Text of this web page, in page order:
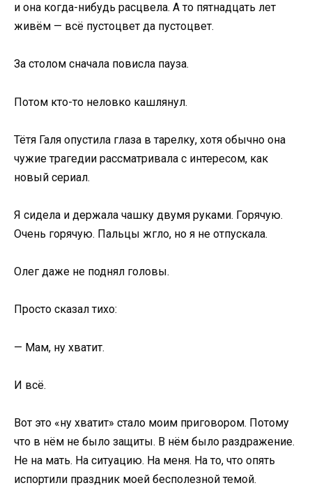
и она когда-нибудь расцвела. А то пятнадцать лет
живём — всё пустоцвет да пустоцвет.
За столом сначала повисла пауза.
Потом кто-то неловко кашлянул.
Тётя Галя опустила глаза в тарелку, хотя обычно она
чужие трагедии рассматривала с интересом, как
новый сериал.
Я сидела и держала чашку двумя руками. Горячую.
Очень горячую. Пальцы жгло, но я не отпускала.
Олег даже не поднял головы.
Просто сказал тихо:
— Мам, ну хватит.
И всё.
Вот это «ну хватит» стало моим приговором. Потому
что в нём не было защиты. В нём было раздражение.
Не на мать. На ситуацию. На меня. На то, что опять
испортили праздник моей бесполезной темой.